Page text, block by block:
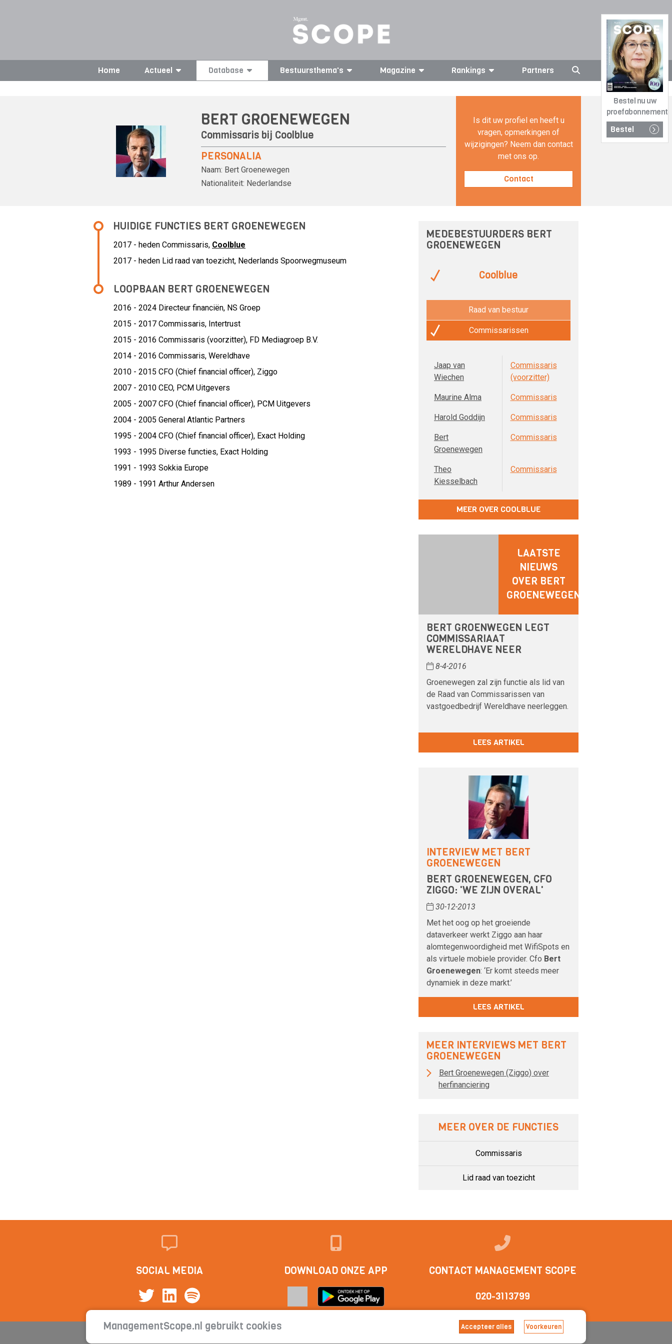
Bestel nu uw
proefabonnement
Bestel
Home Actueel Database Bestuursthema's Magazine Rankings Partners
BERT GROENEWEGEN
Commissaris bij Coolblue
PERSONALIA
Naam: Bert Groenewegen
Nationaliteit: Nederlandse
Is dit uw profiel en heeft u
vragen, opmerkingen of
wijzigingen? Neem dan contact
met ons op.
Contact
HUIDIGE FUNCTIES BERT GROENEWEGEN
2017 - heden Commissaris, Coolblue
2017 - heden Lid raad van toezicht, Nederlands Spoorwegmuseum
LOOPBAAN BERT GROENEWEGEN
2016 - 2024 Directeur financiën, NS Groep
2015 - 2017 Commissaris, Intertrust
2015 - 2016 Commissaris (voorzitter), FD Mediagroep B.V.
2014 - 2016 Commissaris, Wereldhave
2010 - 2015 CFO (Chief financial officer), Ziggo
2007 - 2010 CEO, PCM Uitgevers
2005 - 2007 CFO (Chief financial officer), PCM Uitgevers
2004 - 2005 General Atlantic Partners
1995 - 2004 CFO (Chief financial officer), Exact Holding
1993 - 1995 Diverse functies, Exact Holding
1991 - 1993 Sokkia Europe
1989 - 1991 Arthur Andersen
MEDEBESTUURDERS BERT
GROENEWEGEN
Coolblue
Raad van bestuur
Commissarissen
Jaap van
Wiechen
Commissaris
(voorzitter)
Maurine Alma Commissaris
Harold Goddijn Commissaris
Bert
Groenewegen
Commissaris
Theo
Kiesselbach
Commissaris
MEER OVER COOLBLUE
LAATSTE
NIEUWS
OVER BERT
GROENEWEGEN
BERT GROENWEGEN LEGT
COMMISSARIAAT
WERELDHAVE NEER
8-4-2016
Groenewegen zal zijn functie als lid van
de Raad van Commissarissen van
vastgoedbedrijf Wereldhave neerleggen.
LEES ARTIKEL
INTERVIEW MET BERT
GROENEWEGEN
BERT GROENEWEGEN, CFO
ZIGGO: 'WE ZIJN OVERAL'
30-12-2013
Met het oog op het groeiende
dataverkeer werkt Ziggo aan haar
alomtegenwoordigheid met WifiSpots en
als virtuele mobiele provider. Cfo Bert
Groenewegen: ‘Er komt steeds meer
dynamiek in deze markt.’
LEES ARTIKEL
MEER INTERVIEWS MET BERT
GROENEWEGEN
Bert Groenewegen (Ziggo) over
herfinanciering
MEER OVER DE FUNCTIES
Commissaris
Lid raad van toezicht
SOCIAL MEDIA DOWNLOAD ONZE APP CONTACT MANAGEMENT SCOPE
020-3113799
Contact Cookieverklaring | Privacyverklaring | Abonnementsvoorwaarden
ManagementScope.nl gebruikt cookies Accepteer alles Voorkeuren